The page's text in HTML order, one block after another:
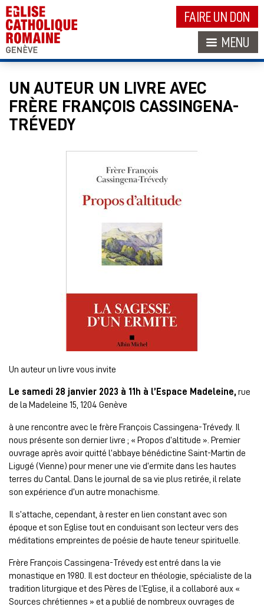
FAIRE UN DON
MENU
UN AUTEUR UN LIVRE AVEC
FRÈRE FRANÇOIS CASSINGENA-
TRÉVEDY
Un auteur un livre vous invite
Le samedi 28 janvier 2023 à 11h à l’Espace Madeleine, rue
de la Madeleine 15, 1204 Genève
à une rencontre avec le frère François Cassingena-Trévedy. Il
nous présente son dernier livre ; « Propos d’altitude ». Premier
ouvrage après avoir quitté l’abbaye bénédictine Saint-Martin de
Ligugé (Vienne) pour mener une vie d’ermite dans les hautes
terres du Cantal. Dans le journal de sa vie plus retirée, il relate
son expérience d’un autre monachisme.
Il s’attache, cependant, à rester en lien constant avec son
époque et son Eglise tout en conduisant son lecteur vers des
méditations empreintes de poésie de haute teneur spirituelle.
Frère François Cassingena-Trévedy est entré dans la vie
monastique en 1980. Il est docteur en théologie, spécialiste de la
tradition liturgique et des Pères de l’Eglise, il a collaboré aux «
Sources chrétiennes » et a publié de nombreux ouvrages de